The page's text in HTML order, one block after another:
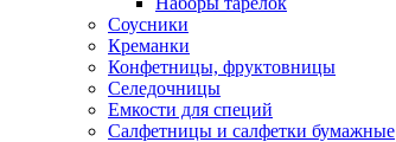
Соусники
Креманки
Конфетницы, фруктовницы
Селедочницы
Емкости для специй
Салфетницы и салфетки бумажные